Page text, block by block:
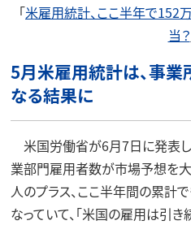
「米雇用統計、ここ半年で152
当？
5月米雇用統計は、事
なる結果に
米国労働省が6月7日に発表
業部門雇用者数が市場予想を
人のプラス、ここ半年間の累計
なっていて、「米国の雇用は引き